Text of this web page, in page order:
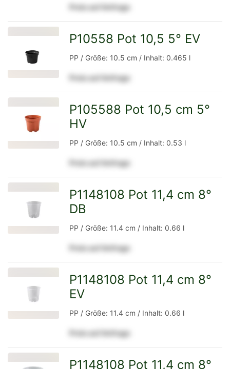
Preis auf Anfrage
Detailseite
P10558 Pot 10,5 5° EV
PP / Größe: 10.5 cm / Inhalt: 0.465 l
Preis auf Anfrage
P105588 Pot 10,5 cm 5°
HV
PP / Größe: 10.5 cm / Inhalt: 0.53 l
Preis auf Anfrage
P1148108 Pot 11,4 cm 8°
DB
PP / Größe: 11.4 cm / Inhalt: 0.66 l
Preis auf Anfrage
P1148108 Pot 11,4 cm 8°
EV
PP / Größe: 11.4 cm / Inhalt: 0.66 l
Preis auf Anfrage
P1148108 Pot 11,4 cm 8°